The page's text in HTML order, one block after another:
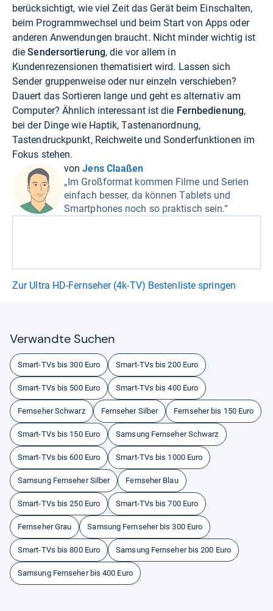
berücksichtigt, wie viel Zeit das Gerät beim Einschalten,
beim Programmwechsel und beim Start von Apps oder
anderen Anwendungen braucht. Nicht minder wichtig ist
dieSendersortierung, die vor allem in
Kundenrezensionen thematisiert wird. Lassen sich
Sender gruppenweise oder nur einzeln verschieben?
Dauert das Sortieren lange und geht es alternativ am
Computer? Ähnlich interessant ist die Fernbedienung,
bei der Dinge wie Haptik, Tastenanordnung,
Tastendruckpunkt, Reichweite und Sonderfunktionen im
Fokus stehen.
vonJens Claaßen
„Im Großformat kommen Filme und Serien
einfach besser, da können Tablets und
Smartphones noch so praktisch sein.“
Zur Ultra HD-Fernseher (4k-TV) Bestenliste springen
Ver­wandte Suchen
Smart-TVs bis 300 Euro Smart-TVs bis 200 Euro
Smart-TVs bis 500 Euro Smart-TVs bis 400 Euro
Fernseher Schwarz Fernseher Silber Fernseher bis 150 Euro
Smart-TVs bis 150 Euro Samsung Fernseher Schwarz
Smart-TVs bis 600 Euro Smart-TVs bis 1000 Euro
Samsung Fernseher Silber Fernseher Blau
Smart-TVs bis 250 Euro Smart-TVs bis 700 Euro
Fernseher Grau Samsung Fernseher bis 300 Euro
Smart-TVs bis 800 Euro Samsung Fernseher bis 200 Euro
Samsung Fernseher bis 400 Euro